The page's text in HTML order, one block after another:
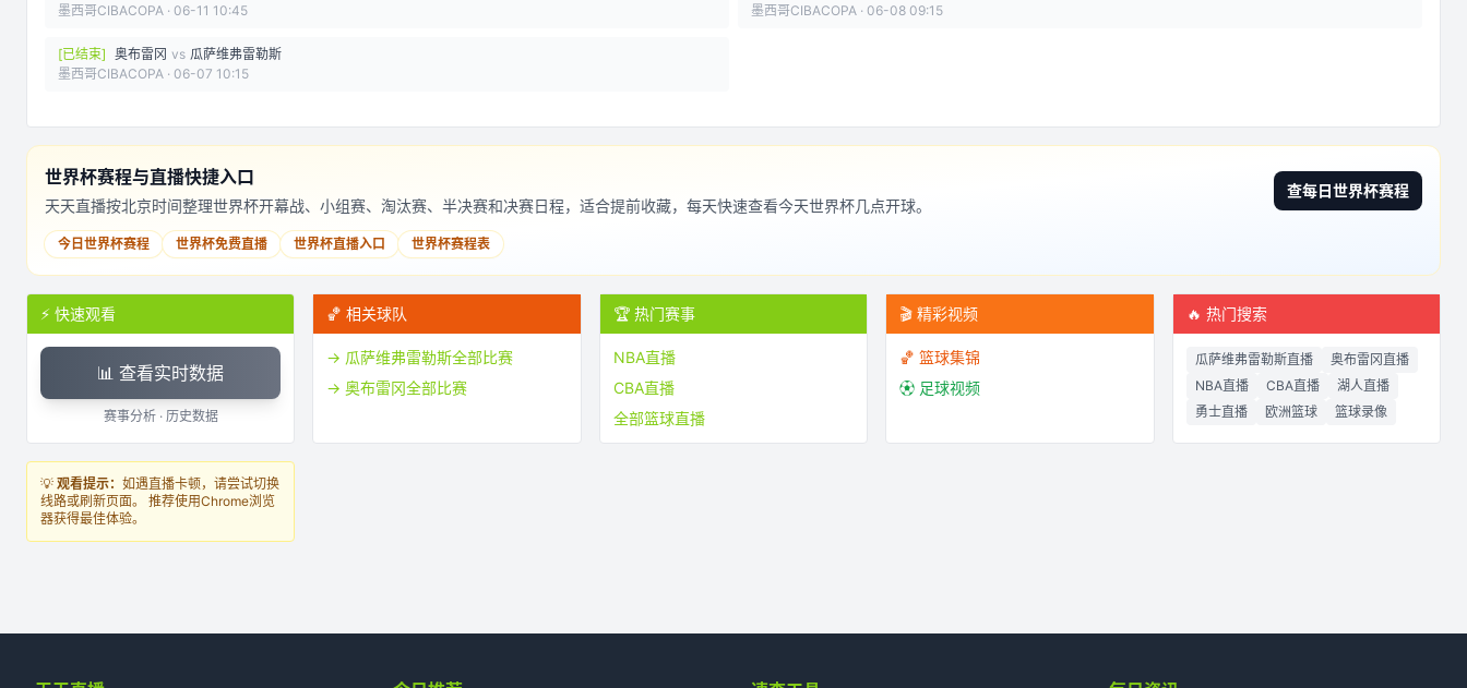
墨西哥CIBACOPA · 06-11 10:45
墨西哥CIBACOPA · 06-08 09:15
[已结束] 奥布雷冈 vs 瓜萨维弗雷勒斯
墨西哥CIBACOPA · 06-07 10:15
世界杯赛程与直播快捷入口
天天直播按北京时间整理世界杯开幕战、小组赛、淘汰赛、半决赛和决赛日程，适合提前收藏，每天快速查看今天世界杯几点开球。
查每日世界杯赛程
今日世界杯赛程 世界杯免费直播 世界杯直播入口 世界杯赛程表
⚡ 快速观看
📊 查看实时数据
赛事分析 · 历史数据
🏀 相关球队
→ 瓜萨维弗雷勒斯全部比赛
→奥布雷冈全部比赛
🏆 热门赛事
NBA直播
CBA直播
全部篮球直播
🎬 精彩视频
🏀 篮球集锦
⚽ 足球视频
🔥 热门搜索
瓜萨维弗雷勒斯直播
奥布雷冈直播
NBA直播
CBA直播
湖人直播
勇士直播
欧洲篮球 篮球录像
💡 观看提示： 如遇直播卡顿，请尝试切换
线路或刷新页面。 推荐使用Chrome浏览
器获得最佳体验。